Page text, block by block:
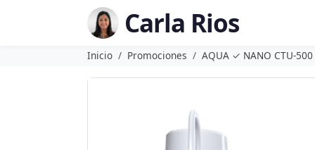
Carla Rios
Inicio Promociones AQUA ✓ NANO CTU-500